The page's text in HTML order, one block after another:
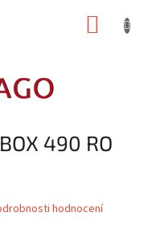
490 RO
hodnocení